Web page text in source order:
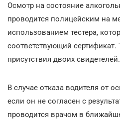
Осмотр на состояние
проводится полицейским на
использованием тестера,
соответствующий сертификат.
присутствия двоих свидетелей.
В случае отказа водителя от
если он не согласен с
проводится врачом в